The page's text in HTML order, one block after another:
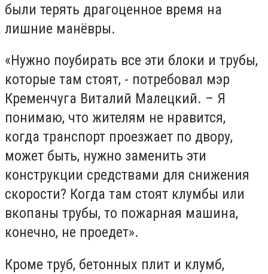
были терять драгоценное время на
лишние манёвры.
«Нужно поубирать все эти блоки и трубы,
которые там стоят, - потребовал мэр
Кременчуга Виталий Малецкий. – Я
понимаю, что жителям не нравится,
когда транспорт проезжает по двору,
может быть, нужно заменить эти
конструкции средствами для снижения
скорости? Когда там стоят клумбы или
вкопаны трубы, то пожарная машина,
конечно, не проедет».
Кроме труб, бетонных плит и клумб,